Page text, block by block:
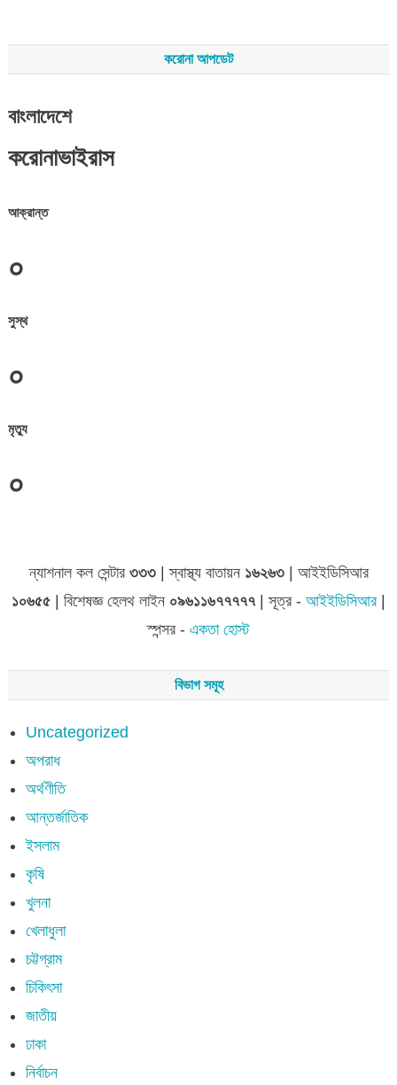
করোনা আপডেট
বাংলাদেশে
করোনাভাইরাস
আক্রান্ত
০
সুস্থ
০
মৃত্যু
০
ন্যাশনাল কল সেন্টার ৩৩৩| স্বাস্থ্য বাতায়ন ১৬২৬৩| আইইডিসিআর
১০৬৫৫ | বিশেষজ্ঞ হেলথ লাইন ০৯৬১১৬৭৭৭৭৭| সূত্র - আইইডিসিআর|
স্পন্সর - একতা হোস্ট
বিভাগ সমূহ
Uncategorized
অপরাধ
অর্থণীতি
আন্তর্জাতিক
ইসলাম
কৃষি
খুলনা
খেলাধুলা
চট্টগ্রাম
চিকিৎসা
জাতীয়
ঢাকা
নির্বাচন